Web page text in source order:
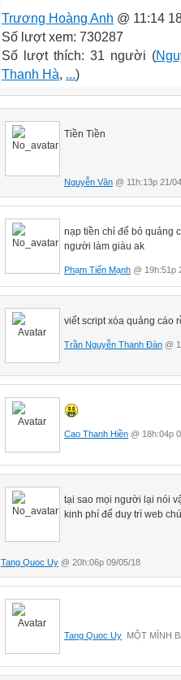
Trương Hoàng Anh @ 11:14
Số lượt xem: 730287
Số lượt thích: 31 người (
Thanh Hà, ...)
Tiền Tiền
Nguyễn Văn @ 11h:13p 21/
nạp tiền chỉ để bỏ quảng
người làm giàu ak
Phạm Tiến Mạnh @ 19h:51p
viết script xóa quảng cáo
Trần Nguyễn Thanh Đàn @
Cao Thanh Hiền @ 18h:04p
tại sao mọi người lại nói
kinh phí để duy trì web
Tang Quoc Uy @ 20h:06p 09/05/18
Tang Quoc Uy MỘT MÌNH